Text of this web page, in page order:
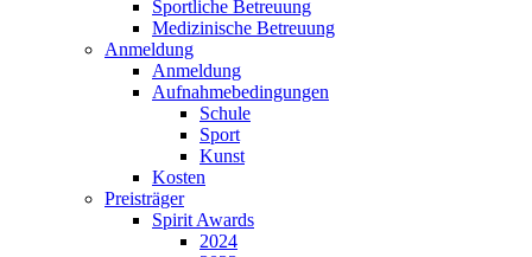
Sportliche Betreuung
Medizinische Betreuung
Anmeldung
Anmeldung
Aufnahmebedingungen
Schule
Sport
Kunst
Kosten
Preisträger
Spirit Awards
2024